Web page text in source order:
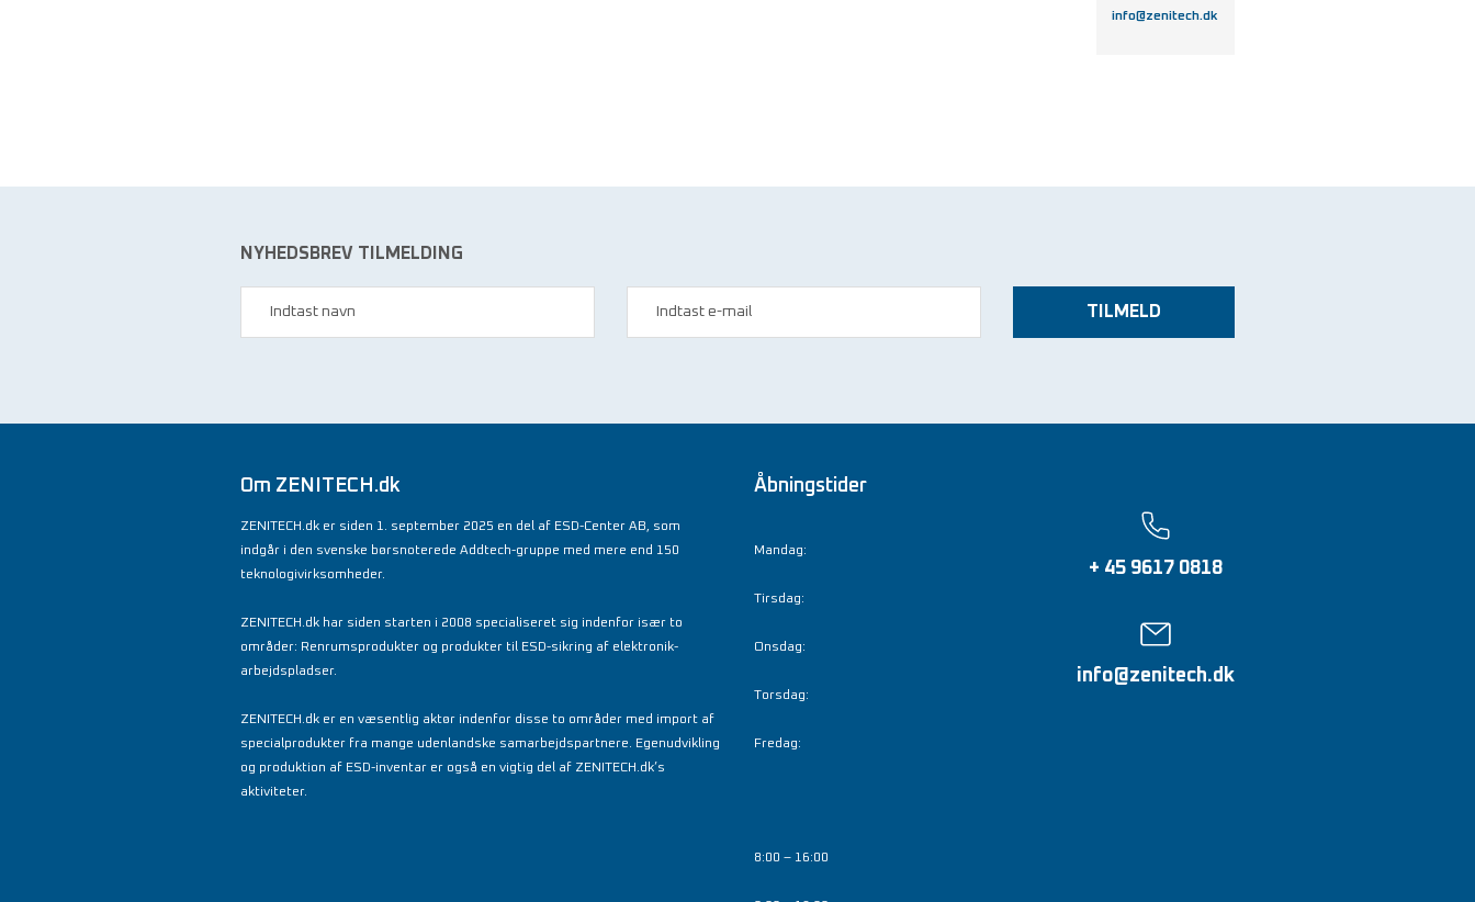
info@zenitech.dk
NYHEDSBREV TILMELDING
TILMELD
Om ZENITECH.dk
ZENITECH.dk er siden 1. september 2025 en del af ESD-Center AB, som
indgår i den svenske børsnoterede Addtech-gruppe med mere end 150
teknologivirksomheder.
ZENITECH.dk har siden starten i 2008 specialiseret sig indenfor især to
områder: Renrumsprodukter og produkter til ESD-sikring af elektronik-
arbejdspladser.
ZENITECH.dk er en væsentlig aktør indenfor disse to områder med import af
specialprodukter fra mange udenlandske samarbejdspartnere. Egenudvikling
og produktion af ESD-inventar er også en vigtig del af ZENITECH.dk’s
aktiviteter.
Åbningstider
Mandag:
Tirsdag:
Onsdag:
Torsdag:
Fredag:
8:00 – 16:00
+ 45 9617 0818
info@zenitech.dk